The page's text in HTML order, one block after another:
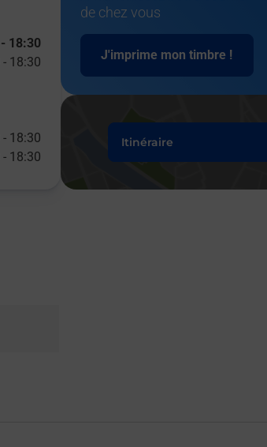
- 18:30
- 18:30
- 18:30
- 18:30
de chez vous
J'imprime mon timbre !
Itinéraire